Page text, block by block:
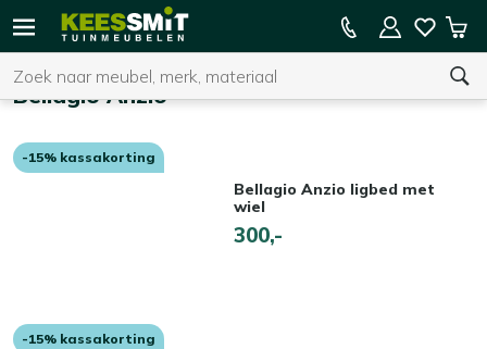
Kees
Tuinmeubelen
Zoeken
U heeft geen product(en) in uw winkelwagen.
15% kassakorting op de hele collectie
Bellagio Anzio
-15% kassakorting
Bellagio Anzio ligbed met
wiel
300,-
-15% kassakorting